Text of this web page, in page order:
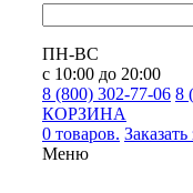
ПН-ВС
с 10:00 до 20:00
8 (800) 302-77-06 8
КОРЗИНА
0 товаров.
Меню